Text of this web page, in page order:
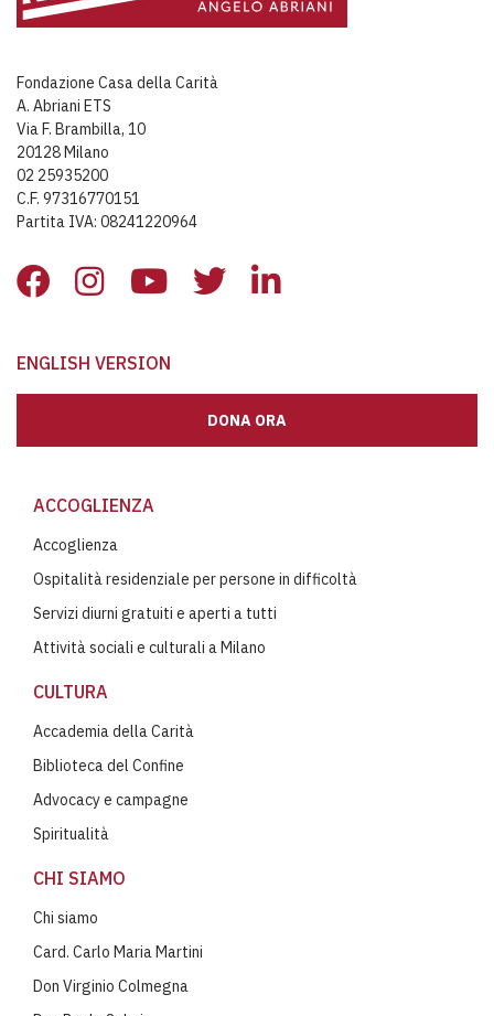
Fondazione Casa della Carità
A. Abriani ETS
Via F. Brambilla, 10
20128 Milano
02 25935200
C.F. 97316770151
Partita IVA: 08241220964
ENGLISH VERSION
DONA ORA
ACCOGLIENZA
Accoglienza
Ospitalità residenziale per persone in difficoltà
Servizi diurni gratuiti e aperti a tutti
Attività sociali e culturali a Milano
CULTURA
Accademia della Carità
Biblioteca del Confine
Advocacy e campagne
Spiritualità
CHI SIAMO
Chi siamo
Card. Carlo Maria Martini
Don Virginio Colmegna